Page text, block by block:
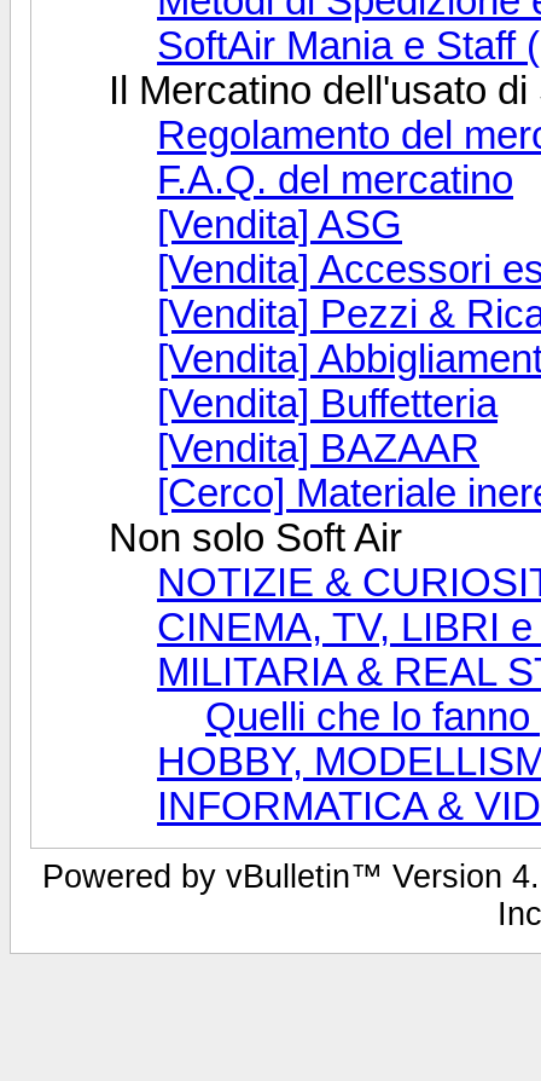
SoftAir Mania e Staff
Il Mercatino dell'usato di
Regolamento del
F.A.Q. del mercatino
[Vendita] ASG
[Vendita] Accessori
[Vendita] Pezzi &
[Vendita]
[Vendita] Buffetteria
[Vendita] BAZAAR
[Cerco] Materiale
Non solo Soft Air
NOTIZIE &
CINEMA, TV, LIBRI
MILITARIA & REAL
Quelli che lo
HOBBY,
INFORMATICA &
Powered by vBulletin™ Version